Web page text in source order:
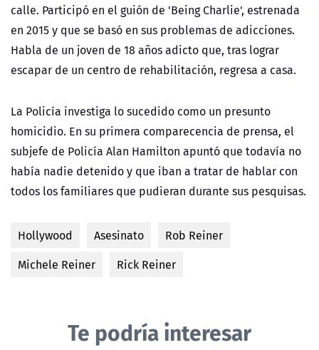
calle. Participó en el guión de 'Being Charlie', estrenada
en 2015 y que se basó en sus problemas de adicciones.
Habla de un joven de 18 años adicto que, tras lograr
escapar de un centro de rehabilitación, regresa a casa.
La Policía investiga lo sucedido como un presunto
homicidio. En su primera comparecencia de prensa, el
subjefe de Policía Alan Hamilton apuntó que todavía no
había nadie detenido y que iban a tratar de hablar con
todos los familiares que pudieran durante sus pesquisas.
Hollywood Asesinato
Rob Reiner
Michele Reiner
Rick Reiner
Te podría interesar